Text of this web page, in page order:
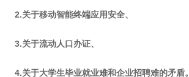
2.关于移动智能终端应用安全、
3.关于流动人口办证、
4.关于大学生毕业就业难和企业招聘难的矛盾。